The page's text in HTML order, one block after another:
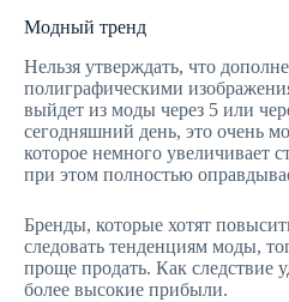
Модный тренд
Нельзя утверждать, что
полиграфическими
выйдет из моды через 5 или
сегодняшний день, это очень
которое немного увеличивает
при этом полностью
Бренды, которые хотят
следовать тенденциям моды,
проще продать. Как следствие
более высокие прибыли.